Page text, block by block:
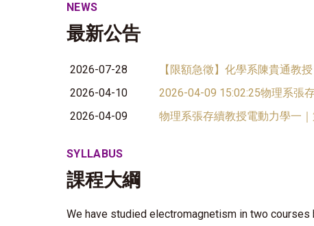
NEWS
最新公告
2026-07-28
【限額急徵】化學系陳貴通教
2026-04-10
2026-04-09 15:02:25物理系張
2026-04-09
物理系張存續教授電動力學一
SYLLABUS
課程大綱
We have studied electromagnetism in two